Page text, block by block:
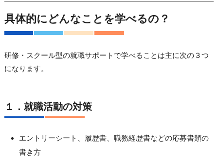
具体的にどんなことを学べるの？
研修・スクール型の就職サポートで学べることは主に次の３つ
になります。
１．就職活動の対策
エントリーシート、履歴書、職務経歴書などの応募書類の
書き方